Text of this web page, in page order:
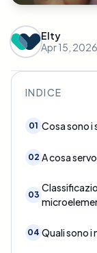
Elty
Apr 15, 2026
INDICE
01 Cosa sono i
02 A cosa
03
04 Quali sono i